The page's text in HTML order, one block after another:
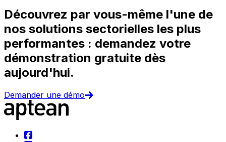
Découvrez par vous-même l'une de
nos solutions sectorielles les plus
performantes : demandez votre
démonstration gratuite dès
aujourd'hui.
Demander une démo